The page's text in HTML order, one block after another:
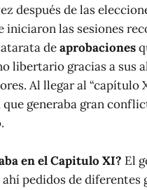
después de las
iniciaron las sesiones
deaprobaciones
libertario gracias a sus
Al llegar al “capítulo
generaba gran
en el Capitulo XI? El
pedidos de diferentes